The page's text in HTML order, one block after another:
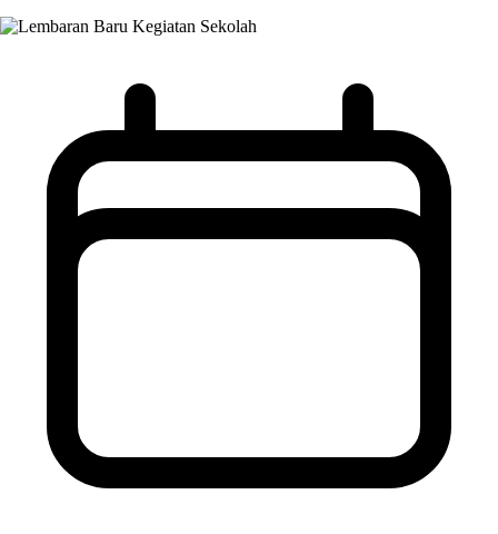
Kegiatan Sekolah